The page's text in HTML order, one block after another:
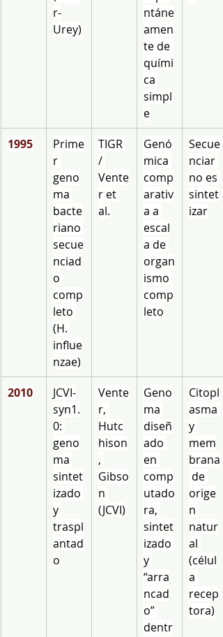
r-
Urey)
ntáne
amen
te de
quími
ca
simpl
e
1995
Prime
r
geno
ma
bacte
riano
secue
nciad
o
comp
leto
(H.
influe
nzae)
TIGR
/
Vente
r et
al.
Genó
mica
comp
arativ
a a
escal
a de
organ
ismo
comp
leto
Secue
nciar
no es
sintet
izar
2010
JCVI-
syn1.
0:
geno
ma
sintet
izado
y
traspl
antad
o
Vente
r,
Hutc
hison
,
Gibso
n
(JCVI)
Geno
ma
diseñ
ado
en
comp
utado
ra,
sintet
izado
y
“arra
ncad
o”
dentr
Citopl
asma
y
mem
brana
de
orige
n
natur
al
(célul
a
recep
tora)